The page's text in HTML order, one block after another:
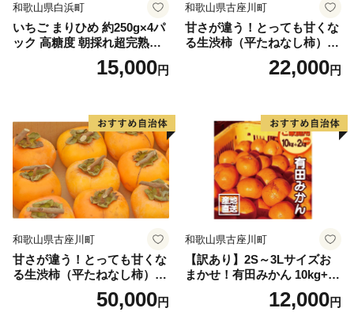
和歌山県白浜町
いちご まりひめ 約250g×4パ
ック 高糖度 朝採れ超完熟ま
りひめ 1月以降発送分
15,000円
和歌山県古座川町
甘さが違う！とっても甘くな
る生渋柿（平たねなし柿）吊
ップ付約4.5～5kg 約24～30
22,000円
和歌山県古座川町
甘さが違う！とっても甘くな
る生渋柿（平たねなし柿）吊
ップ付約14.5～15kg 約60～
50,000円
和歌山県古座川町
【訳あり】2S～3Lサイズお
まかせ！有田みかん 10kg+2k
g保証分 11月から12月下旬ま
でに順次発送致します。 / 訳
12,000円